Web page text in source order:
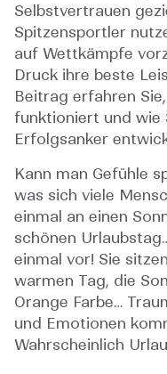
Selbstvertrauen
Spitzensportler
auf Wettkämpfe
Druck ihre beste
Beitrag erfahren
funktioniert und wie
Erfolgsanker
Kann man Gefühle
was sich viele
einmal an einen
schönen
einmal vor! Sie
warmen Tag, die
Orange Farbe…
und Emotionen
Wahrscheinlich